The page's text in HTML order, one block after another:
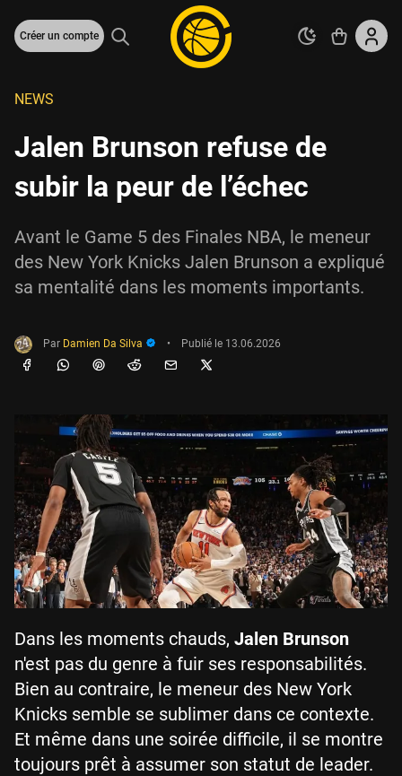
Créer un compte
NEWS
Jalen Brunson refuse de
subir la peur de l’échec
Avant le Game 5 des Finales NBA, le meneur
des New York Knicks Jalen Brunson a expliqué
sa mentalité dans les moments importants.
Par Damien Da Silva • Publié le 13.06.2026
Dans les moments chauds, Jalen Brunson
n'est pas du genre à fuir ses responsabilités.
Bien au contraire, le meneur des New York
Knicks semble se sublimer dans ce contexte.
Et même dans une soirée difficile, il se montre
toujours prêt à assumer son statut de leader.